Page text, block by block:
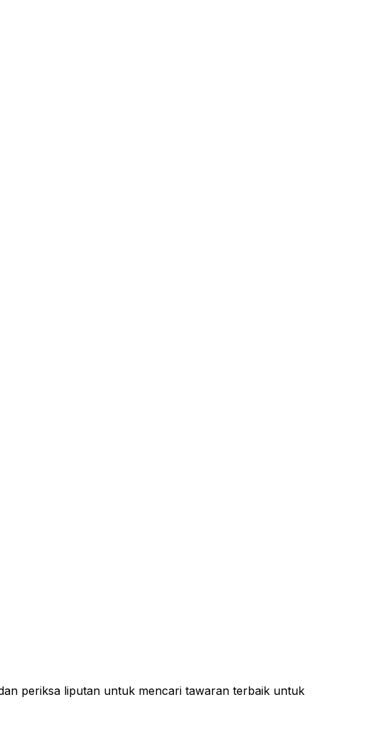
periksa liputan untuk mencari tawaran terbaik untuk